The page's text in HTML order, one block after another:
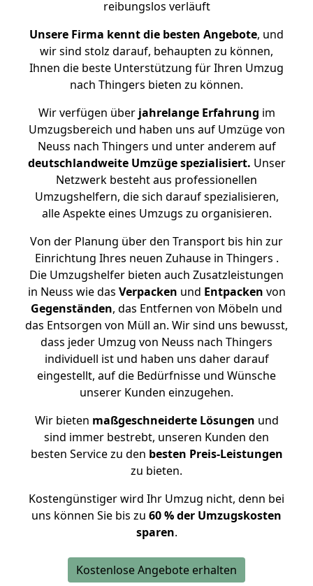
reibungslos verläuft
Unsere Firma kennt die besten Angebote, und
wir sind stolz darauf, behaupten zu können,
Ihnen die beste Unterstützung für Ihren Umzug
nach Thingers bieten zu können.
Wir verfügen überjahrelange Erfahrung im
Umzugsbereich und haben uns auf Umzüge von
Neuss nach Thingers und unter anderem auf
deutschlandweite Umzüge spezialisiert. Unser
Netzwerk besteht aus professionellen
Umzugshelfern, die sich darauf spezialisieren,
alle Aspekte eines Umzugs zu organisieren.
Von der Planung über den Transport bis hin zur
Einrichtung Ihres neuen Zuhause in Thingers .
Die Umzugshelfer bieten auch Zusatzleistungen
in Neuss wie das Verpacken und Entpacken von
Gegenständen, das Entfernen von Möbeln und
das Entsorgen von Müll an. Wir sind uns bewusst,
dass jeder Umzug von Neuss nach Thingers
individuell ist und haben uns daher darauf
eingestellt, auf die Bedürfnisse und Wünsche
unserer Kunden einzugehen.
Wir bieten maßgeschneiderte Lösungen und
sind immer bestrebt, unseren Kunden den
besten Service zu den besten Preis-Leistungen
zu bieten.
Kostengünstiger wird Ihr Umzug nicht, denn bei
uns können Sie bis zu 60 % der Umzugskosten
sparen.
Kostenlose Angebote erhalten